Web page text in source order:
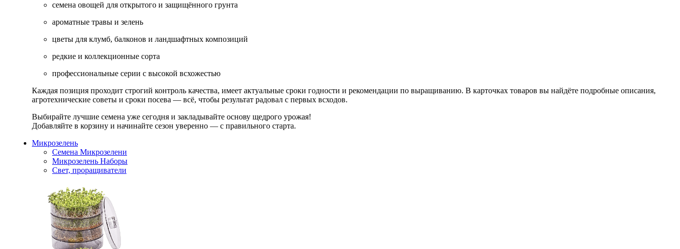
семена овощей для открытого и защищённого грунта
ароматные травы и зелень
цветы для клумб, балконов и ландшафтных композиций
редкие и коллекционные сорта
профессиональные серии с высокой всхожестью
Каждая позиция проходит строгий контроль качества, имеет актуальные сроки годности и рекомендации по выращиванию. В карточках товаров вы найдёте подробные описания,
агротехнические советы и сроки посева — всё, чтобы результат радовал с первых всходов.
Выбирайте лучшие семена уже сегодня и закладывайте основу щедрого урожая!
Добавляйте в корзину и начинайте сезон уверенно — с правильного старта.
Микрозелень
Семена Микрозелени
Микрозелень Наборы
Свет, проращиватели